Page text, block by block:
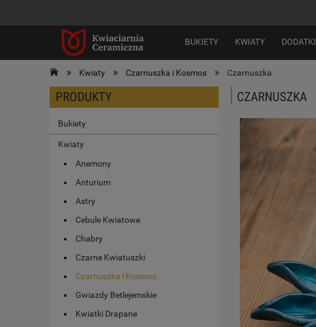
BUKIETY KWIATY DODATKI
» Kwiaty » Czarnuszka i Kosmos » Czarnuszka
PRODUKTY
Bukiety
Kwiaty
Anemony
Anturium
Astry
Cebule Kwiatowe
Chabry
Czarne Kwiatuszki
Czarnuszka i Kosmos
Gwiazdy Betlejemskie
Kwiatki Drapane
CZARNUSZKA